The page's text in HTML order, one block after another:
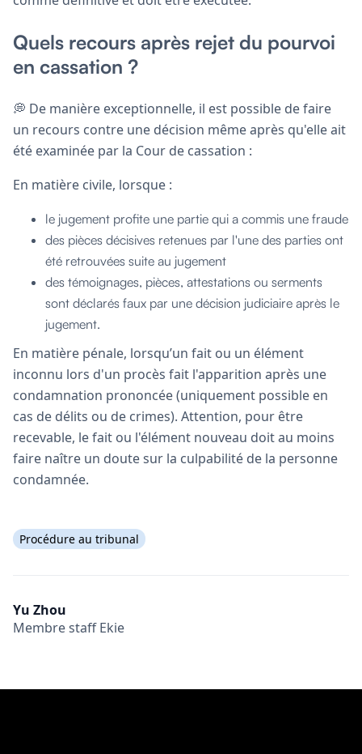
Quels recours après rejet du pourvoi
en cassation ?
💭 De manière exceptionnelle, il est possible de faire
un recours contre une décision même après qu'elle ait
été examinée par la Cour de cassation :
En matière civile, lorsque :
le jugement profite une partie qui a commis une fraude
des pièces décisives retenues par l'une des parties ont
été retrouvées suite au jugement
des témoignages, pièces, attestations ou serments
sont déclarés faux par une décision judiciaire après le
jugement.
En matière pénale, lorsqu’un fait ou un élément
inconnu lors d'un procès fait l'apparition après une
condamnation prononcée (uniquement possible en
cas de délits ou de crimes). Attention, pour être
recevable, le fait ou l'élément nouveau doit au moins
faire naître un doute sur la culpabilité de la personne
condamnée.
Procédure au tribunal
Yu Zhou
Membre staff Ekie